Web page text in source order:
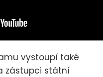
vystoupí také
zástupci státní